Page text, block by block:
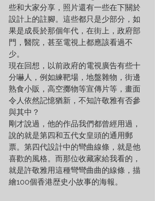
些和大家分享，照片還有一些在下關於
設計上的註腳。這些都只是少部分，如
果是成長於那個年代，在街上，政府部
門，醫院，甚至電視上都應該看過不
少。
現在回想，以前政府的電視廣告有些十
分嚇人，例如練靶場，地盤雜物，街邊
熟食小販，高空擲物等宣傳片等，畫面
令人依然記憶猶新，不知許敬雅有否參
與其中？
剛才說過，他的作品我們都曾經用過，
說的就是第四和五代女皇頭的通用郵
票。第四代設計中的彎曲線條，就是他
喜歡的風格。而那位收藏家給我看的，
就是許敬雅用這種彎彎曲曲的線條，描
繪100個香港歴史小故事的海報。